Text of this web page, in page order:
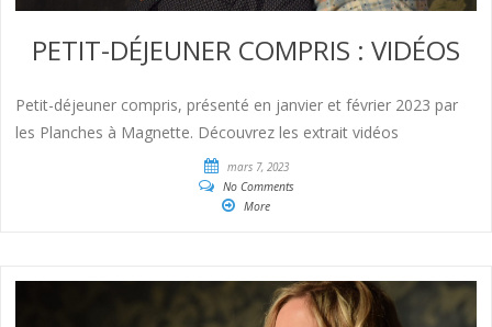
PETIT-DÉJEUNER COMPRIS : VIDÉOS
Petit-déjeuner compris, présenté en janvier et février 2023 par
les Planches à Magnette. Découvrez les extrait vidéos
mars 7, 2023
No Comments
More